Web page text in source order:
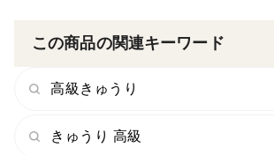
この商品の関連キーワード
高級きゅうり
きゅうり 高級